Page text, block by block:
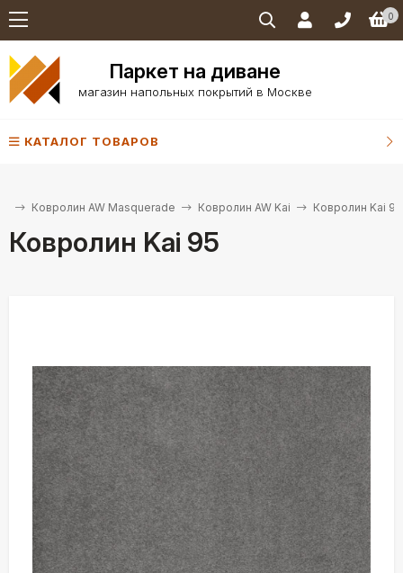
0
Паркет на диване
магазин напольных покрытий в Москве
КАТАЛОГ ТОВАРОВ
Ковролин AW Masquerade Ковролин AW Kai Ковролин Kai 95
Ковролин Kai 95